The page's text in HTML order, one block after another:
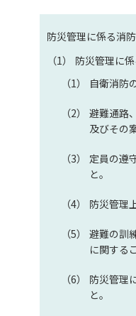
防災管理に係る消
防災管理に
自衛消防
避難通路
及びその
定員の遵
と。
防災管理
避難の訓
に関する
防災管理
と。